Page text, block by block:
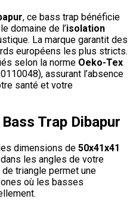
, ce bass trap bénéficie
domaine de l’isolation
La marque garantit des
européens les plus stricts.
selon la norme Oeko-Tex
assurant l’absence
santé et votre
Trap Dibapur
dimensions de 50x41x41
les angles de votre
triangle permet une
où les basses